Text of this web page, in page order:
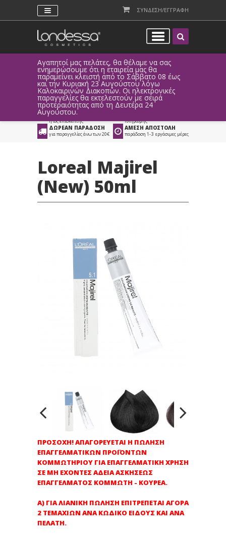
ΣΥΝΔΕΣΗ/ΕΓΓΡΑΦΗ
Αγαπητοί μας πελάτες, θα θέλαμε να σας
ενημερώσουμε ότι η εταιρεία μας θα
παραμείνει κλειστή από το Σάββατο 08 έως
και την Κυριακή 23 Αυγούστου λόγω
Καλοκαιρινών Διακοπών. Οι ηλεκτρονικές
παραγγελίες θα εκτελεστούν με σειρά
προτεραιότητας από τη Δευτέρα 24
Αυγούστου.
Προϊόντα > Μαλλιά
>
Βαφές Μαλλιών
> Βαφή Μαλλιών Loreal
ΑΜΕΣΗ ΣΥΝΔΕΣΗ
Facebook, Gmail
ή ως επισκέπτης
ΕΥΚΟΛΕΣ ΑΓΟΡΕΣ
πληρωμής
ΔΩΡΕΑΝ ΠΑΡΑΔΟΣΗ
για παραγγελίες άνω των 20€
ΑΜΕΣΗ ΑΠΟΣΤΟΛΗ
παράδοση 1-3 εργάσιμες μέρες
Loreal Majirel
(New) 50ml
ΠΡΟΣΟΧΗ! ΑΠΑΓΟΡΕΥΕΤΑΙ Η ΠΩΛΗΣΗ
ΕΠΑΓΓΕΛΜΑΤΙΚΩΝ ΠΡΟΪΟΝΤΩΝ
ΚΟΜΜΩΤΗΡΙΟΥ ΓΙΑ ΕΠΑΓΓΕΛΜΑΤΙΚΗ ΧΡΗΣΗ
ΣΕ ΜΗ ΕΧΟΝΤΕΣ ΑΔΕΙΑ ΑΣΚΗΣΕΩΣ
ΕΠΑΓΓΕΛΜΑΤΟΣ ΚΟΜΜΩΤΗ - ΚΟΥΡΕΑ.
Α) ΓΙΑ ΛΙΑΝΙΚΗ ΠΩΛΗΣΗ ΕΠΙΤΡΕΠΕΤΑΙ ΑΓΟΡΑ
2 ΤΕΜΑΧΙΩΝ ΑΝΑ ΚΩΔΙΚΟ ΕΙΔΟΥΣ ΚΑΙ ΑΝΑ
ΠΕΛΑΤΗ.